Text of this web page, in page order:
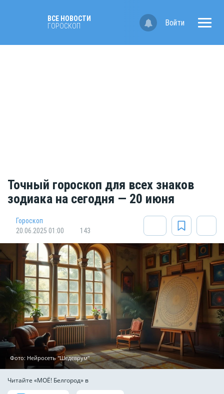
ВСЕ НОВОСТИ
ГОРОСКОП
Войти
Точный гороскоп для всех знаков
зодиака на сегодня — 20 июня
Гороскоп
20.06.2025 01:00
143
Фото: Нейросеть "Шедеврум"
Читайте «МОЁ! Белгород» в